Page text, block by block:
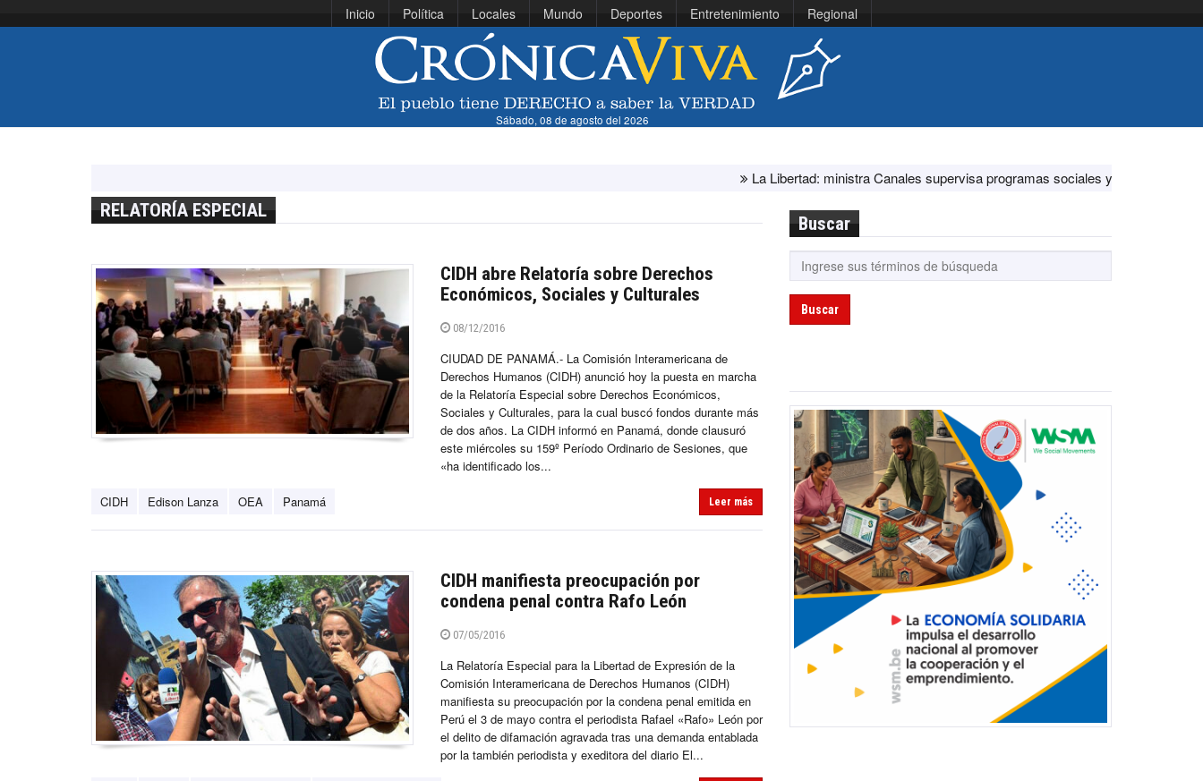
Inicio Política Locales Mundo Deportes Entretenimiento Regional
Sábado, 08 de agosto del 2026
La Libertad: ministra Canales supervisa programas sociales y acciones ante El Niño
RELATORÍA ESPECIAL
CIDH abre Relatoría sobre Derechos
Económicos, Sociales y Culturales
08/12/2016
CIUDAD DE PANAMÁ.- La Comisión Interamericana de
Derechos Humanos (CIDH) anunció hoy la puesta en marcha
de la Relatoría Especial sobre Derechos Económicos,
Sociales y Culturales, para la cual buscó fondos durante más
de dos años. La CIDH informó en Panamá, donde clausuró
este miércoles su 159º Período Ordinario de Sesiones, que
«ha identificado los...
CIDH Edison Lanza OEA Panamá Leer más
CIDH manifiesta preocupación por
condena penal contra Rafo León
07/05/2016
La Relatoría Especial para la Libertad de Expresión de la
Comisión Interamericana de Derechos Humanos (CIDH)
manifiesta su preocupación por la condena penal emitida en
Perú el 3 de mayo contra el periodista Rafael «Rafo» León por
el delito de difamación agravada tras una demanda entablada
por la también periodista y exeditora del diario El...
Buscar
Buscar